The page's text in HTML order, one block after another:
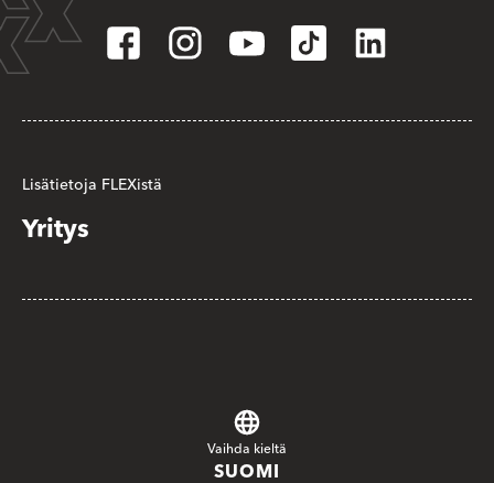
Lisätietoja FLEXistä
Yritys
Vaihda kieltä
SUOMI